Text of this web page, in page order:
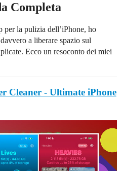
Completa
per la pulizia dell’iPhone, ho
a liberare spazio sul
Ecco un resoconto dei miei
Cleaner - Ultimate iPhone